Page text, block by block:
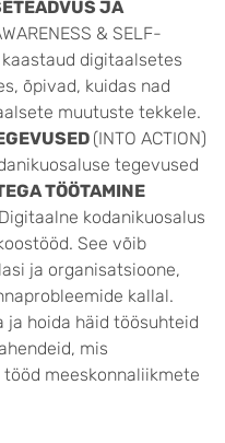
JA
& SELF-
kaastaud digitaalsetes
õpivad, kuidas nad
muutuste tekkele.
(INTO ACTION)
tegevused
TÖÖTAMINE
kodanikuosalus
See võib
ja organisatsioone,
kallal.
ja hoida häid töösuhteid
mis
meeskonnaliikmete